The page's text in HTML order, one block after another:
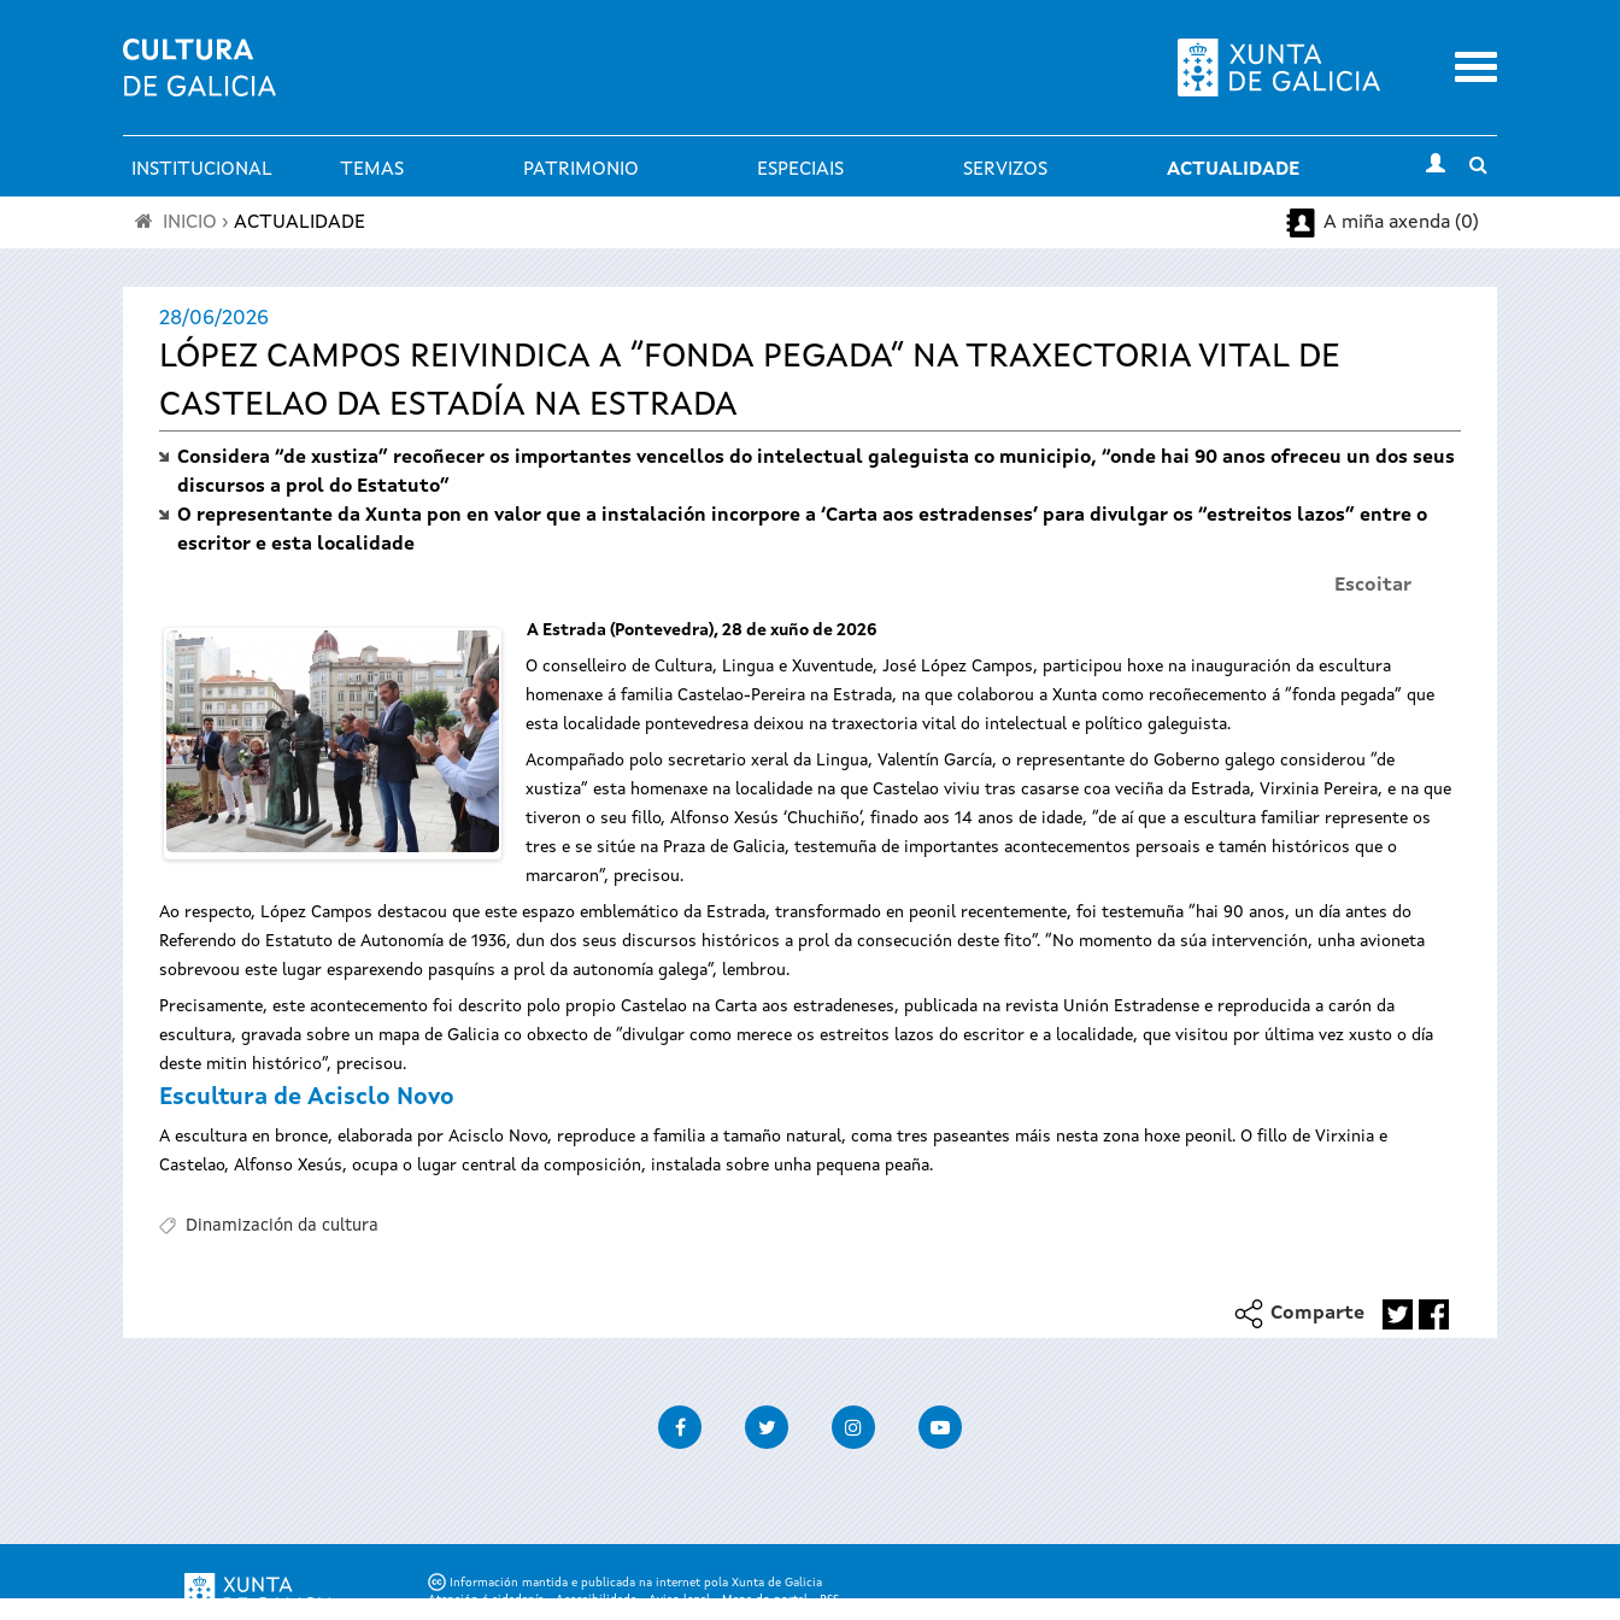
Menu
Menú
principal
INSTITUCIONAL TEMAS PATRIMONIO ESPECIAIS SERVIZOS ACTUALIDADE
search
está
INICIO › ACTUALIDADE A miña axenda (0)
28/06/2026
LÓPEZ CAMPOS REIVINDICA A “FONDA PEGADA” NA TRAXECTORIA VITAL DE
CASTELAO DA ESTADÍA NA ESTRADA
Considera “de xustiza” recoñecer os importantes vencellos do intelectual galeguista co municipio, “onde hai 90 anos ofreceu un dos seus
discursos a prol do Estatuto”
O representante da Xunta pon en valor que a instalación incorpore a ‘Carta aos estradenses’ para divulgar os “estreitos lazos” entre o
escritor e esta localidade
Escoitar
A Estrada (Pontevedra), 28 de xuño de 2026
O conselleiro de Cultura, Lingua e Xuventude, José López Campos, participou hoxe na inauguración da escultura
homenaxe á familia Castelao-Pereira na Estrada, na que colaborou a Xunta como recoñecemento á “fonda pegada” que
esta localidade pontevedresa deixou na traxectoria vital do intelectual e político galeguista.
Acompañado polo secretario xeral da Lingua, Valentín García, o representante do Goberno galego considerou “de
xustiza” esta homenaxe na localidade na que Castelao viviu tras casarse coa veciña da Estrada, Virxinia Pereira, e na que
tiveron o seu fillo, Alfonso Xesús ‘Chuchiño’, finado aos 14 anos de idade, “de aí que a escultura familiar represente os
tres e se sitúe na Praza de Galicia, testemuña de importantes acontecementos persoais e tamén históricos que o
marcaron”, precisou.
Ao respecto, López Campos destacou que este espazo emblemático da Estrada, transformado en peonil recentemente, foi testemuña “hai 90 anos, un día antes do
Referendo do Estatuto de Autonomía de 1936, dun dos seus discursos históricos a prol da consecución deste fito”. “No momento da súa intervención, unha avioneta
sobrevoou este lugar esparexendo pasquíns a prol da autonomía galega”, lembrou.
Precisamente, este acontecemento foi descrito polo propio Castelao na Carta aos estradeneses, publicada na revista Unión Estradense e reproducida a carón da
escultura, gravada sobre un mapa de Galicia co obxecto de “divulgar como merece os estreitos lazos do escritor e a localidade, que visitou por última vez xusto o día
deste mitin histórico”, precisou.
Escultura de Acisclo Novo
A escultura en bronce, elaborada por Acisclo Novo, reproduce a familia a tamaño natural, coma tres paseantes máis nesta zona hoxe peonil. O fillo de Virxinia e
Castelao, Alfonso Xesús, ocupa o lugar central da composición, instalada sobre unha pequena peaña.
Dinamización da cultura
Comparte
FacebookTwitter InstagramYoutube
Información mantida e publicada na internet pola Xunta de Galicia
Atención á cidadanía -Accesibilidade -Aviso legal -Mapa do portal -RSS